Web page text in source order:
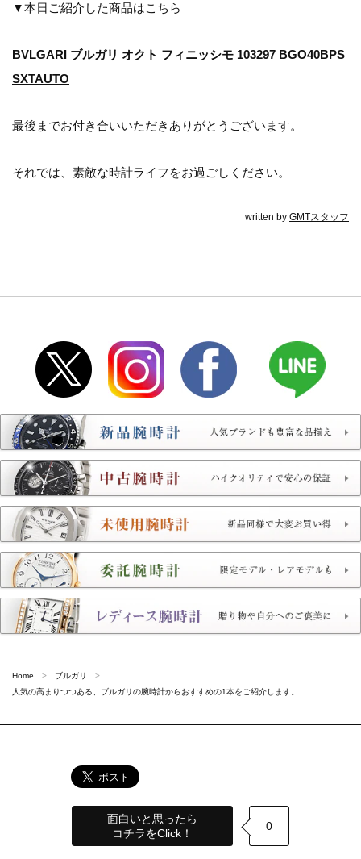
▼本日ご紹介した商品はこちら
BVLGARI ブルガリ オクト フィニッシモ 103297 BGO40BPS
SXTAUTO
最後までお付き合いいただきありがとうございます。
それでは、素敵な時計ライフをお過ごしください。
written by GMTスタッフ
Home
ブルガリ
人気の高まりつつある、ブルガリの腕時計からおすすめの1本をご紹介します。
面白いと思ったら
コチラをClick！
0